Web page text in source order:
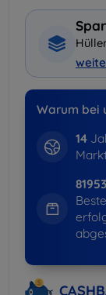
Warum bei
14